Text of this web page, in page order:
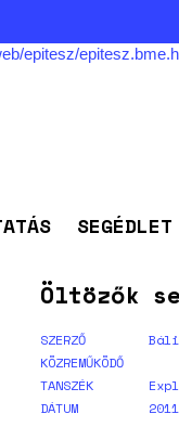
epitesz/
SEGÉDLET
Öltözők
SZERZŐ
KÖZREMŰKÖDŐ
TANSZÉK
DÁTUM
2011